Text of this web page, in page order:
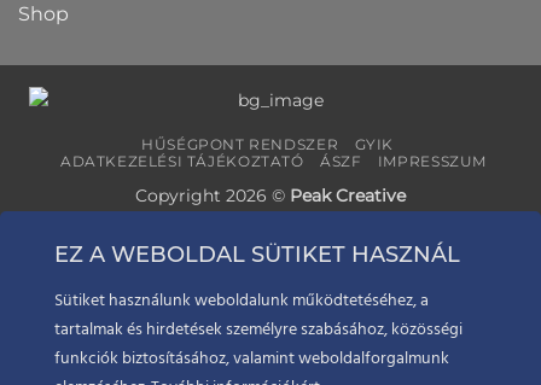
Shop
HŰSÉGPONT RENDSZER
GYIK
ADATKEZELÉSI TÁJÉKOZTATÓ
ÁSZF IMPRESSZUM
Copyright 2026 © Peak Creative
EZ A WEBOLDAL SÜTIKET HASZNÁL
Sütiket használunk weboldalunk működtetéséhez, a
tartalmak és hirdetések személyre szabásához, közösségi
funkciók biztosításához, valamint weboldalforgalmunk